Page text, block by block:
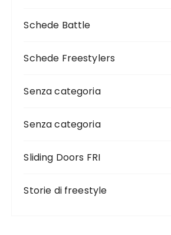
Schede Battle
Schede Freestylers
Senza categoria
Senza categoria
Sliding Doors FRI
Storie di freestyle